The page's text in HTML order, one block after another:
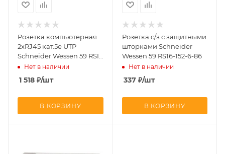
Розетка компьютерная
2хRJ45 кат.5е UTP
Schneider Wessen 59 RSI-
251KK5E-6-86
Нет в наличии
1 518 ₽/шт
В КОРЗИНУ
Розетка с/з с защитными
шторками Schneider
Wessen 59 RS16-152-6-86
Нет в наличии
337₽/шт
В КОРЗИНУ